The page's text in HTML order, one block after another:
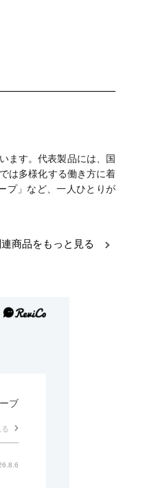
ます。代表製品には、国
は多様化する働き方に着
プ」など、一人ひとりが
商品をもっと見る
ブ